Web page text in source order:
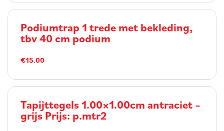
Podiumtrap 1 trede met bekleding,
tbv 40 cm podium
€15.00
Tapijttegels 1.00×1.00cm antraciet –
grijs Prijs: p.mtr2